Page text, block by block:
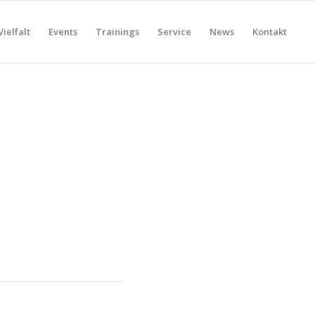
Events Trainings Service News Kontakt